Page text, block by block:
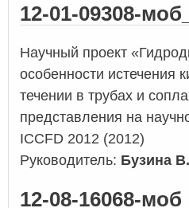
12-01-09308-
Научный проект
особенности истечения
течении в трубах и
представления на
ICCFD 2012 (2012)
Руководитель: Бузина
12-08-16068-